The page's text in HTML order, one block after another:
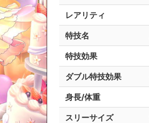
レアリティ
特技名
特技効果
ダブル特技効果
身長/体重
スリーサイズ